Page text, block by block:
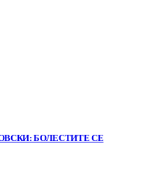
БОЛЕСТИТЕ СЕ